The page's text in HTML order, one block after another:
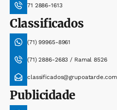
71 2886-1613
Classificados
(71) 99965-8961
(71) 2886-2683 / Ramal 8526
Publicidade